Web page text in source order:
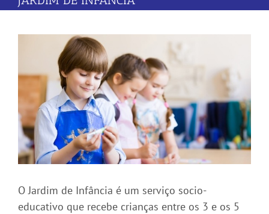
O Jardim de Infância é um serviço socio-
educativo que recebe crianças entre os 3 e os 5